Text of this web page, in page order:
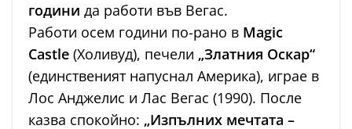
години да работи във Вегас.
Работи осем години по-рано в Magic
Castle (Холивуд), печели „Златния Оскар“
(единственият напуснал Америка), играе в
Лос Анджелис и Лас Вегас (1990). После
казва спокойно: „Изпълних мечтата –